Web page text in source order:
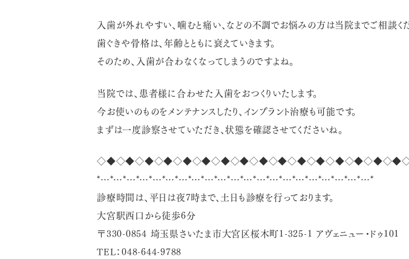
入歯が外れやすい、噛むと痛い、などの不調でお悩みの方は当院までご相談く
歯ぐきや骨格は、年齢とともに衰えていきます。
そのため、入歯が合わなくなってしまうのですよね。
当院では、患者様に合わせた入歯をおつくりいたします。
今お使いのものをメンテナンスしたり、インプラント治療も可能です。
まずは一度診察させていただき、状態を確認させてくださいね。
*…*…*…*…*…*…*…*…*…*…*…*…*…*…*…*…*…*…*…*…*…*
診療時間は、平日は夜7時まで、土日も診療を行っております。
大宮駅西口から徒歩6分
〒330-0854 埼玉県さいたま市大宮区桜木町1-325-1 アヴェニュー・ドゥ101
TEL：048-644-9788